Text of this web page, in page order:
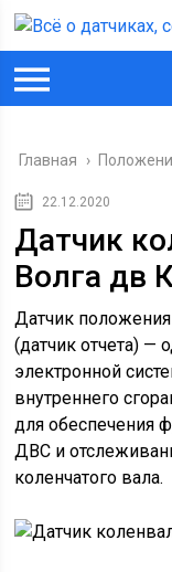
Главная ›
22.12.2020
Датчик
Волга дв
Датчик
(датчик отчета) —
электронной
внутреннего
для обеспечения
ДВС и
коленчатого вала.